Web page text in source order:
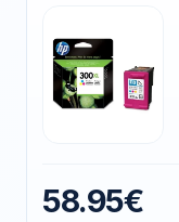
58.95€